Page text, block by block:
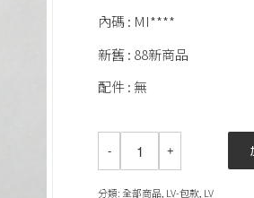
內碼 : MI****
新舊 : 88新商品
配件 : 無
分類:全部商品 LV-包款 LV